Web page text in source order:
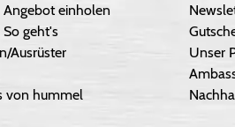
einholen
geht's
Ausrüster
von hummel
Unser